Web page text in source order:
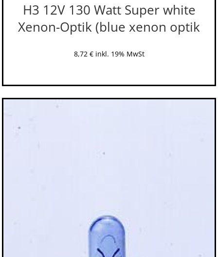
H3 12V 130 Watt Super white
Xenon-Optik (blue xenon optik
8,72 € inkl. 19% MwSt